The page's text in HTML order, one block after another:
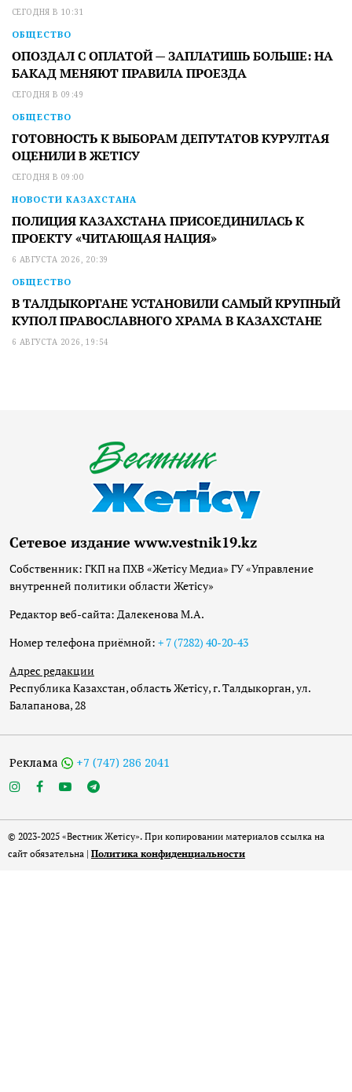
СЕГОДНЯ В 10:31
ОБЩЕСТВО
ОПОЗДАЛ С ОПЛАТОЙ — ЗАПЛАТИШЬ БОЛЬШЕ: НА
БАКАД МЕНЯЮТ ПРАВИЛА ПРОЕЗДА
СЕГОДНЯ В 09:49
ОБЩЕСТВО
ГОТОВНОСТЬ К ВЫБОРАМ ДЕПУТАТОВ КУРУЛТАЯ
ОЦЕНИЛИ В ЖЕТІСУ
СЕГОДНЯ В 09:00
НОВОСТИ КАЗАХСТАНА
ПОЛИЦИЯ КАЗАХСТАНА ПРИСОЕДИНИЛАСЬ К
ПРОЕКТУ «ЧИТАЮЩАЯ НАЦИЯ»
6 АВГУСТА 2026, 20:39
ОБЩЕСТВО
В ТАЛДЫКОРГАНЕ УСТАНОВИЛИ САМЫЙ КРУПНЫЙ
КУПОЛ ПРАВОСЛАВНОГО ХРАМА В КАЗАХСТАНЕ
6 АВГУСТА 2026, 19:54
Сетевое издание www.vestnik19.kz
Собственник: ГКП на ПХВ «Жетісу Медиа» ГУ «Управление
внутренней политики области Жетісу»
Редактор веб-сайта: Далекенова М.А.
Номер телефона приёмной: + 7 (7282) 40-20-43
Адрес редакции
Республика Казахстан, область Жетісу, г. Талдыкорган, ул.
Балапанова, 28
Реклама +7 (747) 286 2041
© 2023-2025 «Вестник Жетісу». При копировании материалов ссылка на
сайт обязательна | Политика конфиденциальности